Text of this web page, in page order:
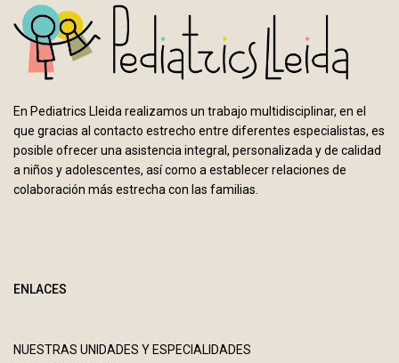
En Pediatrics Lleida realizamos un trabajo multidisciplinar, en el
que gracias al contacto estrecho entre diferentes especialistas, es
posible ofrecer una asistencia integral, personalizada y de calidad
a niños y adolescentes, así como a establecer relaciones de
colaboración más estrecha con las familias.
ENLACES
NUESTRAS UNIDADES Y ESPECIALIDADES